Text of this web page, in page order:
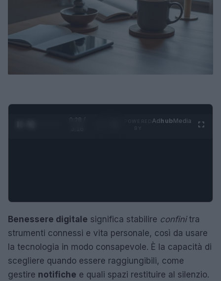
0:29 /
AdhubMedia
Benessere digitale significa stabilire confinitra
strumenti connessi e vita personale, così da usare
la tecnologia in modo consapevole. È la capacità di
scegliere quando essere raggiungibili, come
gestire notifiche e quali spazi restituire al silenzio.